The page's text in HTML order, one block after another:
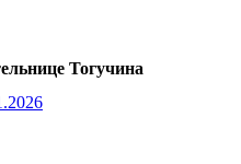
Тогучина